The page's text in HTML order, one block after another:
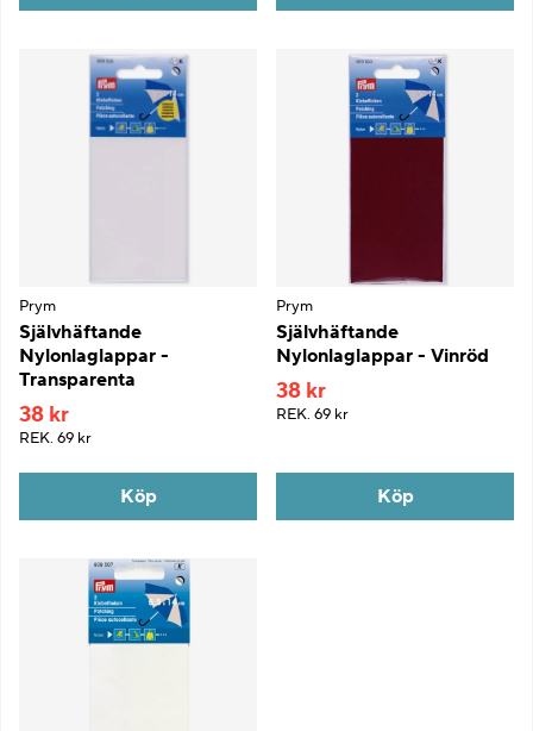
Prym
Självhäftande
Nylonlaglappar -
Transparenta
38 kr
REK. 69 kr
Köp
Prym
Självhäftande
Nylonlaglappar - Vinröd
38 kr
REK. 69 kr
Köp